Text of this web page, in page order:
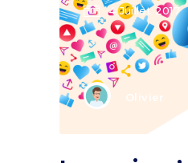
4 Juillet 2017
Olivier